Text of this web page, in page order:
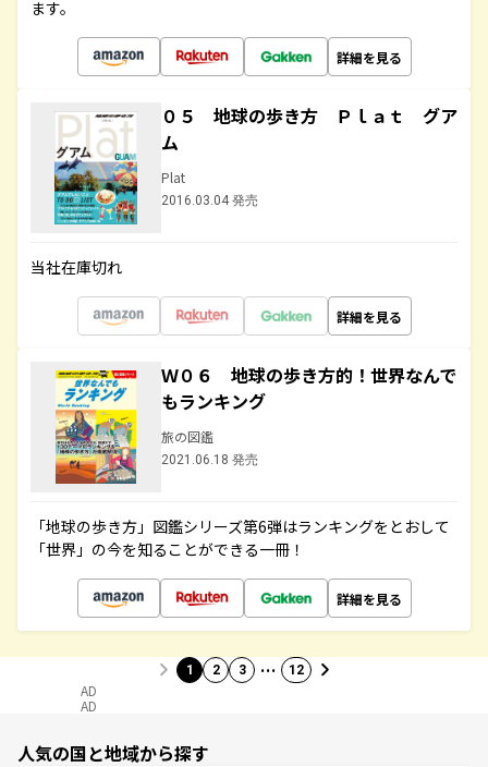
ます。
詳細を見る
０５ 地球の歩き方 Ｐｌａｔ グア
ム
Plat
2016.03.04 発売
当社在庫切れ
詳細を見る
Ｗ０６ 地球の歩き方的！世界なんで
もランキング
旅の図鑑
2021.06.18 発売
「地球の歩き方」図鑑シリーズ第6弾はランキングをとおして
「世界」の今を知ることができる一冊！
詳細を見る
1 2 3 … 12
AD
AD
人気の国と地域から探す